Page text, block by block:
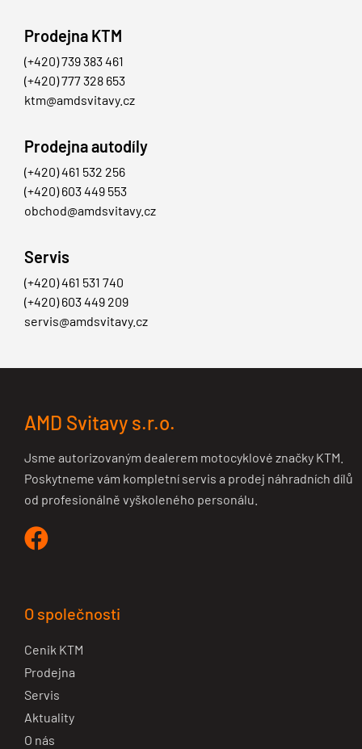
Prodejna KTM
(+420) 739 383 461
(+420) 777 328 653
ktm@amdsvitavy.cz
Prodejna autodíly
(+420) 461 532 256
(+420) 603 449 553
obchod@amdsvitavy.cz
Servis
(+420) 461 531 740
(+420) 603 449 209
servis@amdsvitavy.cz
AMD Svitavy s.r.o.
Jsme autorizovaným dealerem motocyklové značky KTM.
Poskytneme vám kompletní servis a prodej náhradních dílů
od profesionálně vyškoleného personálu.
O společnosti
Cenik KTM
Prodejna
Servis
Aktuality
O nás